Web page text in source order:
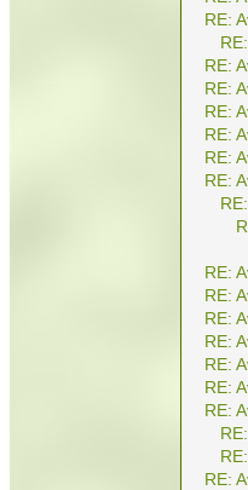
RE:
RE:
RE:
RE:
RE:
RE:
RE:
RE:
RE:
RE:
RE:
RE:
RE:
RE:
RE: